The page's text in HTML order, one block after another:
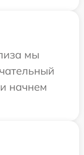
мы
начнем